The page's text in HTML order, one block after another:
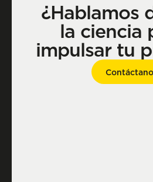
¿Hablamos
la ciencia
impulsar tu